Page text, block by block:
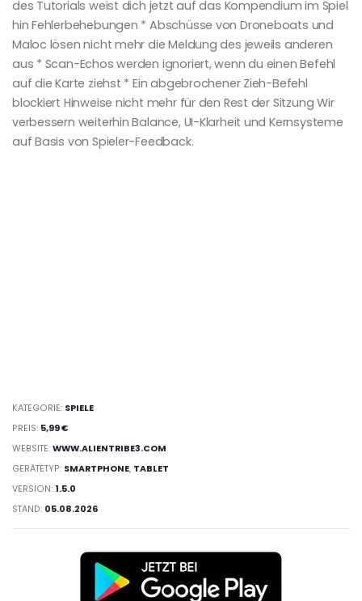
des Tutorials weist dich jetzt auf das Kompendium im Spiel
hin Fehlerbehebungen * Abschüsse von Droneboats und
Maloc lösen nicht mehr die Meldung des jeweils anderen
aus * Scan-Echos werden ignoriert, wenn du einen Befehl
auf die Karte ziehst * Ein abgebrochener Zieh-Befehl
blockiert Hinweise nicht mehr für den Rest der Sitzung Wir
verbessern weiterhin Balance, UI-Klarheit und Kernsysteme
auf Basis von Spieler-Feedback.
KATEGORIE: SPIELE
PREIS: 5,99 €
WEBSITE:WWW.ALIENTRIBE3.COM
GERÄTETYP: SMARTPHONE, TABLET
VERSION: 1.5.0
STAND: 05.08.2026